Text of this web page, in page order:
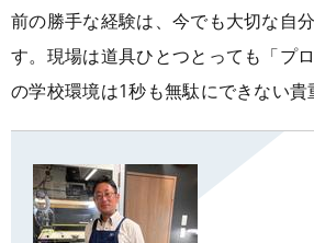
前の勝手な経験は、今でも大切な自
す。現場は道具ひとつとっても「プ
の学校環境は1秒も無駄にできない貴